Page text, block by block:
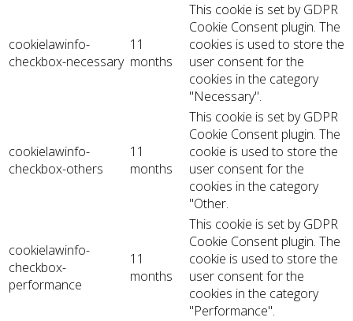
cookielawinfo-
checkbox-necessary
11
months
This cookie is set by GDPR
Cookie Consent plugin. The
cookies is used to store the
user consent for the
cookies in the category
"Necessary".
cookielawinfo-
checkbox-others
11
months
This cookie is set by GDPR
Cookie Consent plugin. The
cookie is used to store the
user consent for the
cookies in the category
"Other.
cookielawinfo-
checkbox-
performance
11
months
This cookie is set by GDPR
Cookie Consent plugin. The
cookie is used to store the
user consent for the
cookies in the category
"Performance".